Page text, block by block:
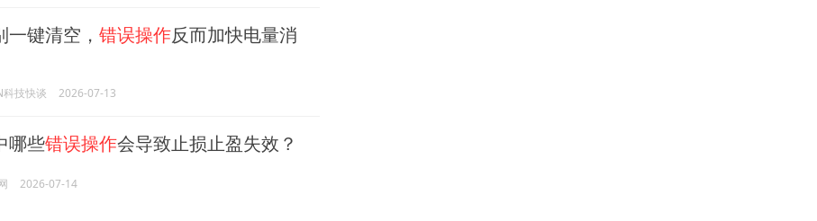
键清空， 错误操作反而加快电量消
科技快谈 2026-07-13
哪些错误操作会导致止损止盈失效？
2026-07-14